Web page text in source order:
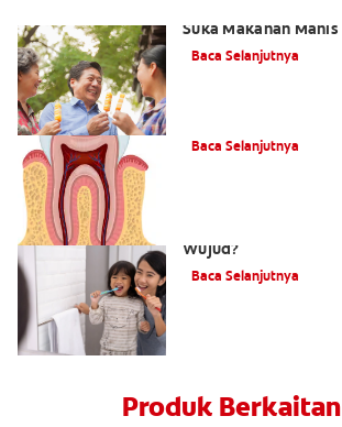
Suka Makanan Manis
Baca Selanjutnya
Baca Selanjutnya
Wujud?
Baca Selanjutnya
Produk Berkaitan